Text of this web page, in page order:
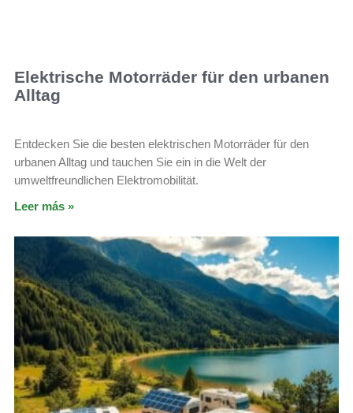
Elektrische Motorräder für den urbanen
Alltag
Entdecken Sie die besten elektrischen Motorräder für den
urbanen Alltag und tauchen Sie ein in die Welt der
umweltfreundlichen Elektromobilität.
Leer más »